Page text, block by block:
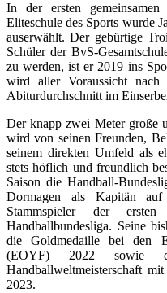
In der ersten gemeinsamen
Eliteschule des Sports wurde
auserwählt. Der gebürtige
Schüler der BvS-
zu werden, ist er 2019 ins
wird aller Voraussicht
Abiturdurchschnitt im
Der knapp zwei Meter große
wird von seinen Freunden,
seinem direkten Umfeld als
stets höflich und freundlich
Saison die Handball-
Dormagen als Kapitän
Stammspieler der
Handballbundesliga. Seine
die Goldmedaille bei den
(EOYF) 2022 sowie
Handballweltmeisterschaft
2023.